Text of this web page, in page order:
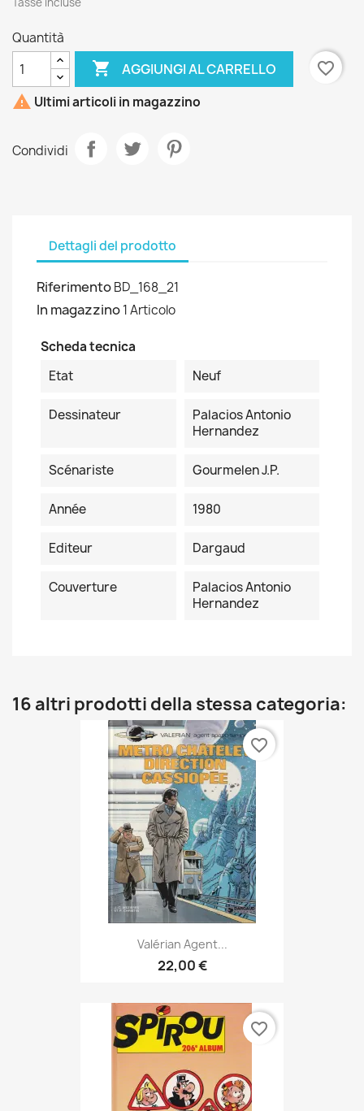
Quantità
 AGGIUNGI AL CARRELLO
favorite_border
 Ultimi articoli in magazzino
Condividi
Dettagli del prodotto
RiferimentoBD_168_21
In magazzino1 Articolo
Scheda tecnica
Etat
Neuf
Dessinateur
Palacios Antonio
Hernandez
Scénariste Gourmelen J.P.
Année 1980
Editeur Dargaud
Couverture
Palacios Antonio
Hernandez
16 altri prodotti della stessa categoria:
Valérian Agent...
22,00 €
favorite_border
favorite_border